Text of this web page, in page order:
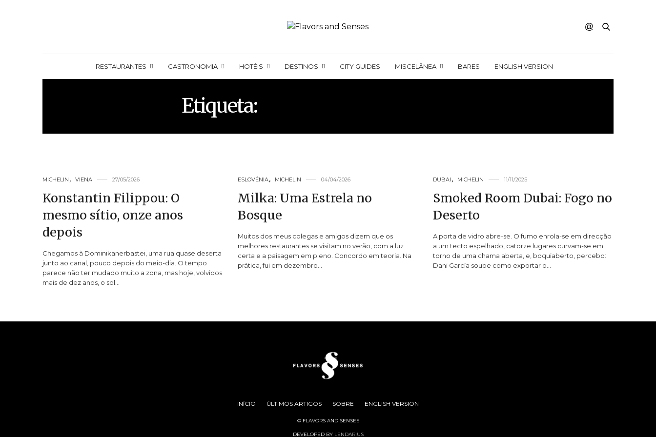
RESTAURANTES GASTRONOMIA HOTÉIS DESTINOS CITY GUIDES MISCELÂNEA BARES ENGLISH VERSION
Etiqueta:
MICHELIN , VIENA 27/05/2026
Konstantin Filippou: O
mesmo sítio, onze anos
depois
Chegamos à Dominikanerbastei, uma rua quase deserta
junto ao canal, pouco depois do meio-dia. O tempo
parece não ter mudado muito a zona, mas hoje, volvidos
mais de dez anos, o sol…
ESLOVÉNIA, MICHELIN 04/04/2026
Milka: Uma Estrela no
Bosque
Muitos dos meus colegas e amigos dizem que os
melhores restaurantes se visitam no verão, com a luz
certa e a paisagem em pleno. Concordo em teoria. Na
prática, fui em dezembro…
DUBAI , MICHELIN 11/11/2025
Smoked Room Dubai: Fogo no
Deserto
A porta de vidro abre-se. O fumo enrola-se em direcção
a um tecto espelhado, catorze lugares curvam-se em
torno de uma chama aberta, e, boquiaberto, percebo:
Dani García soube como exportar o…
INÍCIO ÚLTIMOS ARTIGOS SOBRE ENGLISH VERSION
© FLAVORS AND SENSES
DEVELOPED BY LENDARIUS